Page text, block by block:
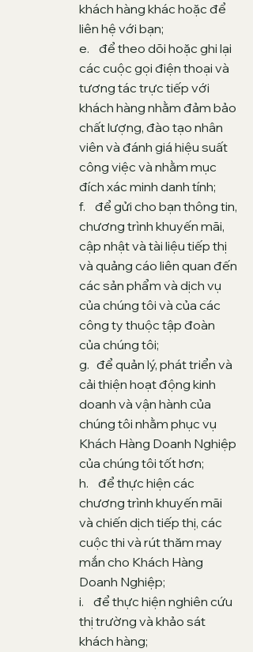
khách hàng khác hoặc để
liên hệ với bạn;
e. để theo dõi hoặc ghi lại
các cuộc gọi điện thoại và
tương tác trực tiếp với
khách hàng nhằm đảm bảo
chất lượng, đào tạo nhân
viên và đánh giá hiệu suất
công việc và nhằm mục
đích xác minh danh tính;
f. để gửi cho bạn thông tin,
chương trình khuyến mãi,
cập nhật và tài liệu tiếp thị
và quảng cáo liên quan đến
các sản phẩm và dịch vụ
của chúng tôi và của các
công ty thuộc tập đoàn
của chúng tôi;
g. để quản lý, phát triển và
cải thiện hoạt động kinh
doanh và vận hành của
chúng tôi nhằm phục vụ
Khách Hàng Doanh Nghiệp
của chúng tôi tốt hơn;
h. để thực hiện các
chương trình khuyến mãi
và chiến dịch tiếp thị, các
cuộc thi và rút thăm may
mắn cho Khách Hàng
Doanh Nghiệp;
i. để thực hiện nghiên cứu
thị trường và khảo sát
khách hàng;